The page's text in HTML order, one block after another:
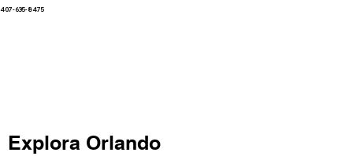
407-635-8475
Explora Orlando